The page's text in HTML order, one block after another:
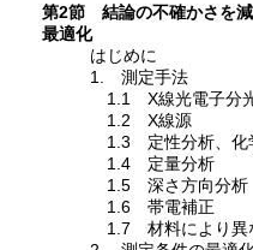
第2節 結論の不確かさを
最適化
はじめに
1. 測定手法
1.1 X線光電子分
1.2 X線源
1.3 定性分析、化
1.4 定量分析
1.5 深さ方向分析
1.6 帯電補正
1.7 材料により異